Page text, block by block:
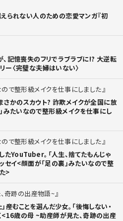
えられない人のための恋愛マンガ『初
、記憶喪失のフリでラブラブに!? 大逆転
ー〈完璧な夫婦はいない〉
で整形級メイクを仕事にしました
さかのスカウト? 詐欺メイクが全国に放
みたいなので整形級メイクを仕事にし
で整形級メイクを仕事にしました
たYouTuber。「人生、捨てたもんじゃ
セイ<顔面が「足の裏」みたいなので整
>
奇跡の出産物語~
産むことを選んだ少女。「後悔しない・
<16歳の母 ~助産師が見た、奇跡の出産